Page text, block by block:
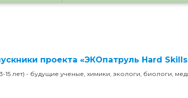
проекта «ЭКОпатруль Hard
лет) - будущие ученые, химики, экологи, биологи,